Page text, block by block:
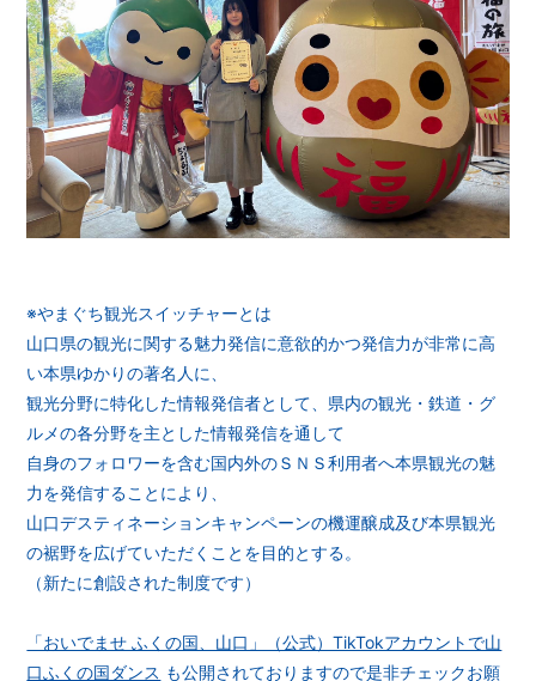
会員登録 ログイン
※やまぐち観光スイッチャーとは
山口県の観光に関する魅力発信に意欲的かつ発信力が非常に高
い本県ゆかりの著名人に、
観光分野に特化した情報発信者として、県内の観光・鉄道・グ
ルメの各分野を主とした情報発信を通して
自身のフォロワーを含む国内外のＳＮＳ利用者へ本県観光の魅
力を発信することにより、
山口デスティネーションキャンペーンの機運醸成及び本県観光
の裾野を広げていただくことを目的とする。
（新たに創設された制度です）
「おいでませ ふくの国、山口」（公式）TikTokアカウントで山
口ふくの国ダンス も公開されておりますので是非チェックお願